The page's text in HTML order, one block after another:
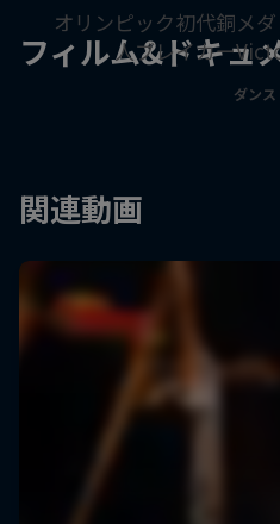
フィルム&ドキュ
オリンピック初代銅メ
人ブレイカー
ダンス
関連動画